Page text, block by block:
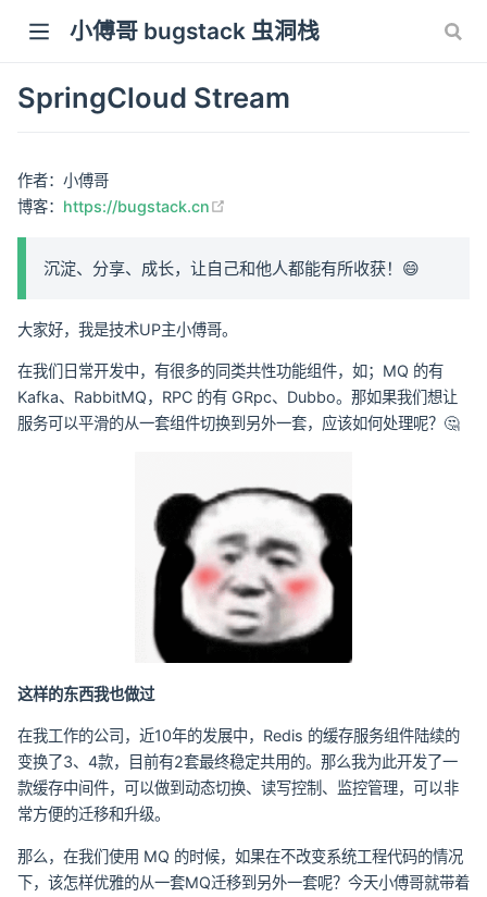
小傅哥 bugstack 虫洞栈
SpringCloud Stream
作者：小傅哥
博客： https://bugstack.cn
沉淀、分享、成长，让自己和他人都能有所收获！😄
大家好，我是技术UP主小傅哥。
在我们日常开发中，有很多的同类共性功能组件，如；MQ 的有
Kafka、RabbitMQ，RPC 的有 GRpc、Dubbo。那如果我们想让
服务可以平滑的从一套组件切换到另外一套，应该如何处理呢？🤔
这样的东西我也做过
在我工作的公司，近10年的发展中，Redis 的缓存服务组件陆续的
变换了3、4款，目前有2套最终稳定共用的。那么我为此开发了一
款缓存中间件，可以做到动态切换、读写控制、监控管理，可以非
常方便的迁移和升级。
那么，在我们使用 MQ 的时候，如果在不改变系统工程代码的情况
下，该怎样优雅的从一套MQ迁移到另外一套呢？今天小傅哥就带着